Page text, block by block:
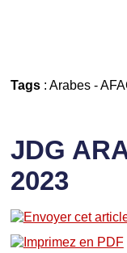
Tags: Arabes-
JDG
2023